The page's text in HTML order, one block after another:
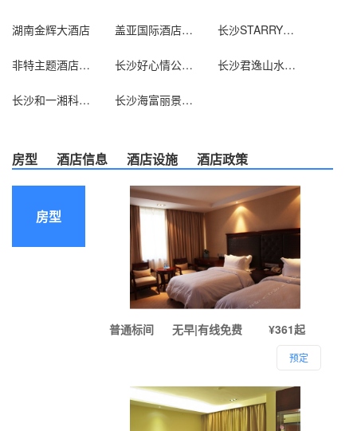
湖南金辉大酒店 盖亚国际酒店（长沙东塘店） 长沙STARRY星栈（芙蓉广场地铁口店）
非特主题酒店（长沙广场花园店） 长沙好心情公寓酒店 长沙君逸山水大酒店
长沙和一湘科大酒店 长沙海富丽景酒店
房型 酒店信息 酒店设施 酒店政策
房型
普通标间 ¥361起
无早|有线免费
预定